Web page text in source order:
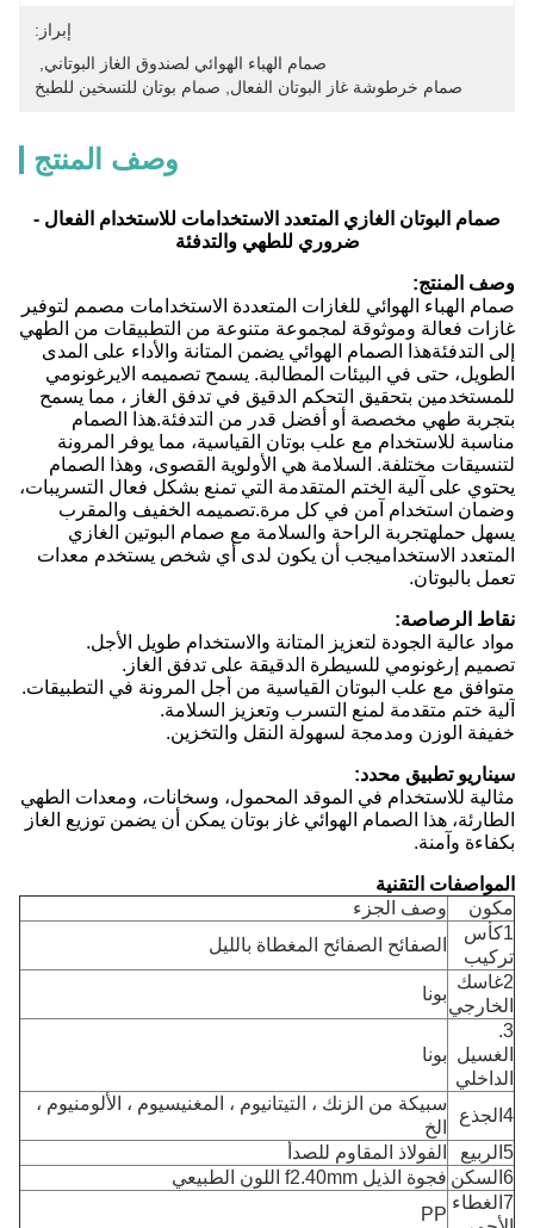
إبراز:
صمام الهباء الهوائي لصندوق الغاز البوتاني
صمام خرطوشة غاز البوتان الفعال
صمام بوتان للتسخين للطبخ
وصف المنتج
صمام البوتان الغازي المتعدد الاستخدامات للاستخدام الفعال -
ضروري للطهي والتدفئة
وصف المنتج:
صمام الهباء الهوائي للغازات المتعددة الاستخدامات مصمم لتوفير
غازات فعالة وموثوقة لمجموعة متنوعة من التطبيقات من الطهي
إلى التدفئةهذا الصمام الهوائي يضمن المتانة والأداء على المدى
الطويل، حتى في البيئات المطالبة. يسمح تصميمه الايرغونومي
للمستخدمين بتحقيق التحكم الدقيق في تدفق الغاز ، مما يسمح
بتجربة طهي مخصصة أو أفضل قدر من التدفئة.هذا الصمام
مناسبة للاستخدام مع علب بوتان القياسية، مما يوفر المرونة
لتنسيقات مختلفة. السلامة هي الأولوية القصوى، وهذا الصمام
يحتوي على آلية الختم المتقدمة التي تمنع بشكل فعال التسريبات،
وضمان استخدام آمن في كل مرة.تصميمه الخفيف والمقرب
يسهل حملهتجربة الراحة والسلامة مع صمام البوتين الغازي
المتعدد الاستخداميجب أن يكون لدى أي شخص يستخدم معدات
تعمل بالبوتان.
نقاط الرصاصة:
مواد عالية الجودة لتعزيز المتانة والاستخدام طويل الأجل.
تصميم إرغونومي للسيطرة الدقيقة على تدفق الغاز.
متوافق مع علب البوتان القياسية من أجل المرونة في التطبيقات.
آلية ختم متقدمة لمنع التسرب وتعزيز السلامة.
خفيفة الوزن ومدمجة لسهولة النقل والتخزين.
سيناريو تطبيق محدد:
مثالية للاستخدام في الموقد المحمول، وسخانات، ومعدات الطهي
الطارئة، هذا الصمام الهوائي غاز بوتان يمكن أن يضمن توزيع الغاز
بكفاءة وآمنة.
المواصفات التقنية
مكون
وصف الجزء
1كأس
تركيب
الصفائح الصفائح المغطاة بالليل
2غاسك
الخارجي
بونا
3.
الغسيل
الداخلي
بونا
4الجذع
سبيكة من الزنك ، التيتانيوم ، المغنيسيوم ، الألومنيوم ،
الخ
5الربيع
الفولاذ المقاوم للصدأ
6السكن
فجوة الذيل f2.40mm اللون الطبيعي
7الغطاء
PP